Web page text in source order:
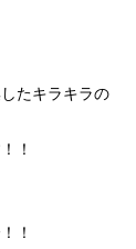
たキラキラの
！
！